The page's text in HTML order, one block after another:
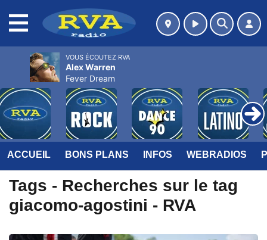
ACCUEIL BONS PLANS INFOS WEBRADIOS
Tags - Recherches sur le tag
giacomo-agostini - RVA
VOUS ÉCOUTEZ RVA
Alex Warren
Fever Dream